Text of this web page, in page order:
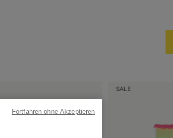
SALE
Fortfahren ohne Akzeptieren